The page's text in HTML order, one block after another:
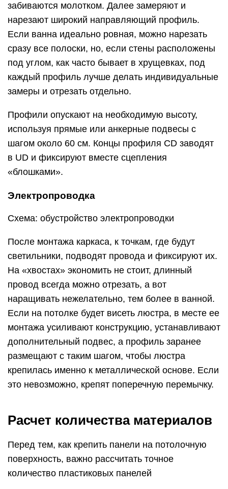
забиваются молотком. Далее замеряют и
нарезают широкий направляющий профиль.
Если ванна идеально ровная, можно нарезать
сразу все полоски, но, если стены расположены
под углом, как часто бывает в хрущевках, под
каждый профиль лучше делать индивидуальные
замеры и отрезать отдельно.
Профили опускают на необходимую высоту,
используя прямые или анкерные подвесы с
шагом около 60 см. Концы профиля CD заводят
в UD и фиксируют вместе сцепления
«блошками».
Электропроводка
Схема: обустройство электропроводки
После монтажа каркаса, к точкам, где будут
светильники, подводят провода и фиксируют их.
На «хвостах» экономить не стоит, длинный
провод всегда можно отрезать, а вот
наращивать нежелательно, тем более в ванной.
Если на потолке будет висеть люстра, в месте ее
монтажа усиливают конструкцию, устанавливают
дополнительный подвес, а профиль заранее
размещают с таким шагом, чтобы люстра
крепилась именно к металлической основе. Если
это невозможно, крепят поперечную перемычку.
Расчет количества материалов
Перед тем, как крепить панели на потолочную
поверхность, важно рассчитать точное
количество пластиковых панелей